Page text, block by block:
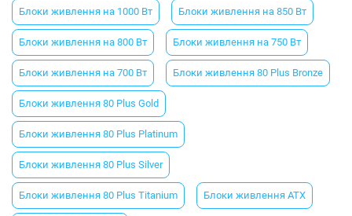
Блоки живлення на 1000 Вт Блоки живлення на 850 Вт
Блоки живлення на 800 Вт Блоки живлення на 750 Вт
Блоки живлення на 700 Вт Блоки живлення 80 Plus Bronze
Блоки живлення 80 Plus Gold
Блоки живлення 80 Plus Platinum
Блоки живлення 80 Plus Silver
Блоки живлення 80 Plus Titanium Блоки живлення ATX